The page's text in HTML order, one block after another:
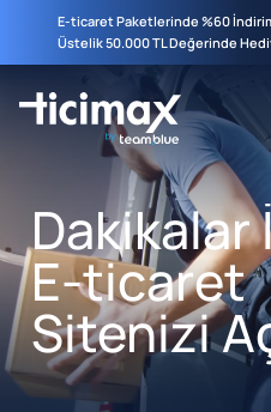
E-ticaret Paketlerinde %60
Üstelik 50.000 TL Değerinde
Dakikalar
E-ticaret
Sitenizi